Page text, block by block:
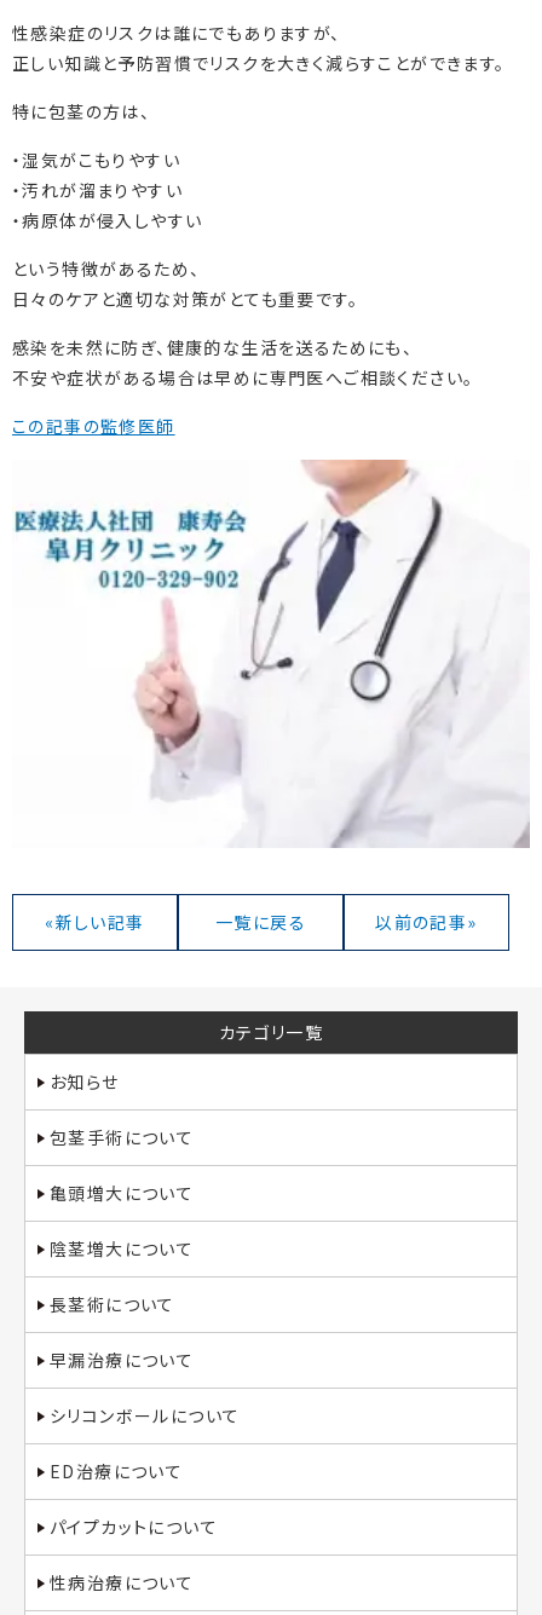
性感染症のリスクは誰にでもありますが、
正しい知識と予防習慣でリスクを大きく減らすことができます。
特に包茎の方は、
・湿気がこもりやすい
・汚れが溜まりやすい
・病原体が侵入しやすい
という特徴があるため、
日々のケアと適切な対策がとても重要です。
感染を未然に防ぎ、健康的な生活を送るためにも、
不安や症状がある場合は早めに専門医へご相談ください。
この記事の監修医師
«新しい記事 一覧に戻る 以前の記事»
カテゴリ一覧
お知らせ
包茎手術について
亀頭増大について
陰茎増大について
長茎術について
早漏治療について
シリコンボールについて
ED治療について
パイプカットについて
性病治療について